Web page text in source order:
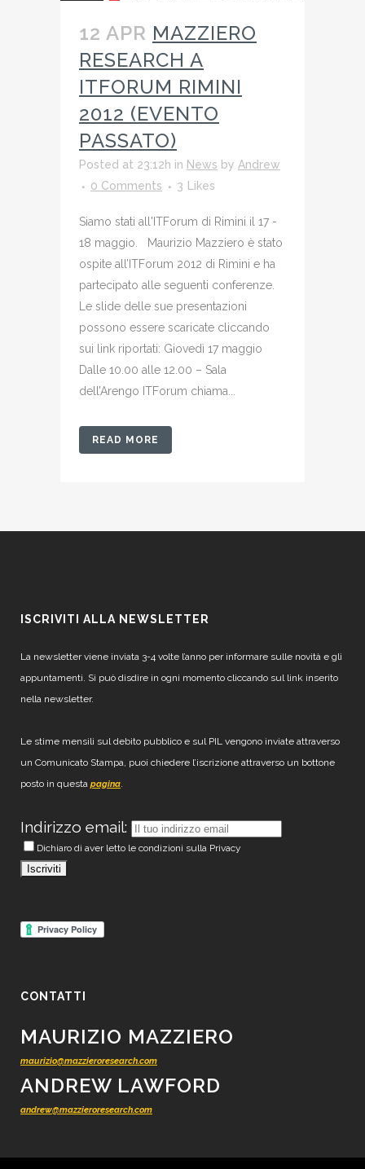
12 APR MAZZIERO
RESEARCH A
ITFORUM RIMINI
2012 (EVENTO
PASSATO)
Posted at 23:12h in News by Andrew
0 Comments
3 Likes
Siamo stati all'ITForum di Rimini il 17 -
18 maggio. Maurizio Mazziero è stato
ospite all’ITForum 2012 di Rimini e ha
partecipato alle seguenti conferenze.
Le slide delle sue presentazioni
possono essere scaricate cliccando
sui link riportati: Giovedì 17 maggio
Dalle 10.00 alle 12.00 – Sala
dell’Arengo ITForum chiama...
READ MORE
ISCRIVITI ALLA NEWSLETTER
La newsletter viene inviata 3-4 volte l’anno per informare sulle novità e gli
appuntamenti. Si può disdire in ogni momento cliccando sul link inserito
nella newsletter.
Le stime mensili sul debito pubblico e sul PIL vengono inviate attraverso
un Comunicato Stampa, puoi chiedere l’iscrizione attraverso un bottone
posto in questa pagina.
Indirizzo email:
Dichiaro di aver letto le condizioni sulla Privacy
CONTATTI
MAURIZIO MAZZIERO
maurizio@mazzieroresearch.com
ANDREW LAWFORD
andrew@mazzieroresearch.com